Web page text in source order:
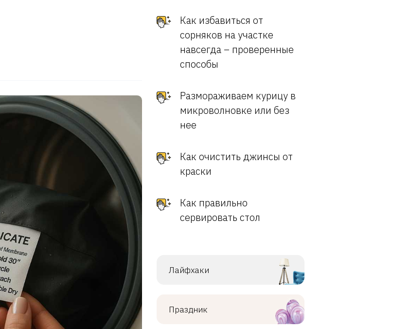
Как избавиться от
сорняков на участке
навсегда – проверенные
способы
Размораживаем курицу в
микроволновке или без
нее
Как очистить джинсы от
краски
Как правильно
сервировать стол
Лайфхаки
Праздник